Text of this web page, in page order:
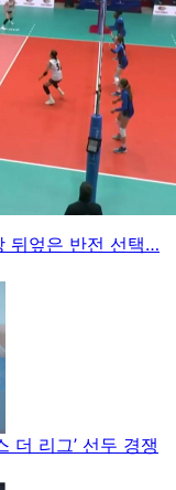
뒤엎은 반전 선택…
더 리그’ 선두 경쟁